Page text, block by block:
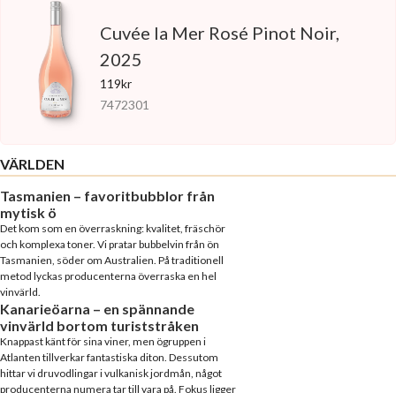
Cuvée la Mer Rosé Pinot Noir,
2025
119kr
7472301
VÄRLDEN
Tasmanien – favoritbubblor från
mytisk ö
Det kom som en överraskning: kvalitet, fräschör
och komplexa toner. Vi pratar bubbelvin från ön
Tasmanien, söder om Australien. På traditionell
metod lyckas producenterna överraska en hel
vinvärld.
Kanarieöarna – en spännande
vinvärld bortom turiststråken
Knappast känt för sina viner, men ögruppen i
Atlanten tillverkar fantastiska diton. Dessutom
hittar vi druvodlingar i vulkanisk jordmån, något
producenterna numera tar till vara på. Fokus ligger